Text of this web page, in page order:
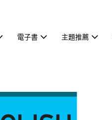
電子書 主題推薦